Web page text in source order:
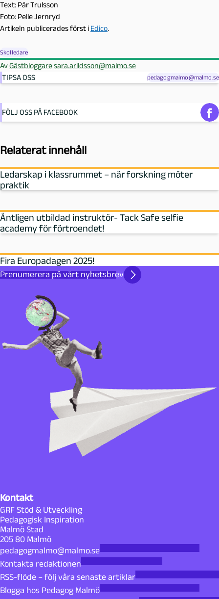
Text: Pär Trulsson
Foto: Pelle Jernryd
Artikeln publicerades först i Edico.
Skolledare
AvGästbloggaresara.arildsson@malmo.se
TIPSA OSS
pedagogmalmo@malmo.se
FÖLJ OSS PÅ FACEBOOK
Relaterat innehåll
Ledarskap i klassrummet – när forskning möter
praktik
Äntligen utbildad instruktör- Tack Safe selfie
academy för förtroendet!
Fira Europadagen 2025!
Prenumerera på vårt nyhetsbrev
Kontakt
GRF Stöd & Utveckling
Pedagogisk Inspiration
Malmö Stad
205 80 Malmö
pedagogmalmo@malmo.se
Kontakta redaktionen
RSS-flöde – följ våra senaste artiklar
Blogga hos Pedagog Malmö